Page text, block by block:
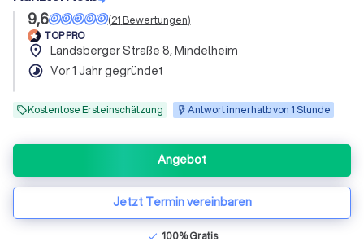
9,6
(21Bewertungen)
TOP PRO
place Landsberger Straße 8, Mindelheim
timelapse Vor 1 Jahr gegründet
Kostenlose Ersteinschätzung Antwort innerhalb von 1 Stunde
Angebot
Jetzt Termin vereinbaren
check 100% Gratis